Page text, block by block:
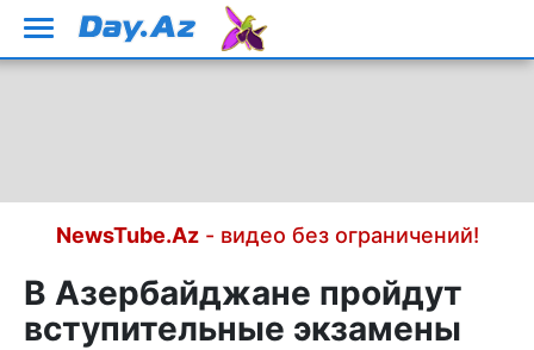
NewsTube.Az- видео без ограничений!
В Азербайджане пройдут
вступительные экзамены